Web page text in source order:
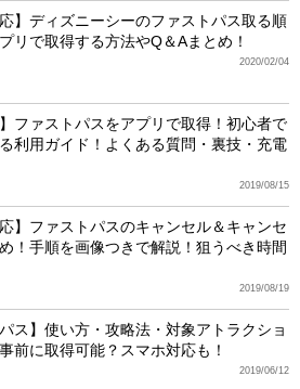
応】ディズニーシーのファストパス取る順
リで取得する方法やQ＆Aまとめ！
2020/02/04
】ファストパスをアプリで取得！初心者で
利用ガイド！よくある質問・裏技・充電
2019/08/15
応】ファストパスのキャンセル＆キャンセ
！手順を画像つきで解説！狙うべき時間
2019/08/19
パス】使い方・攻略法・対象アトラクショ
前に取得可能？スマホ対応も！
2019/06/12